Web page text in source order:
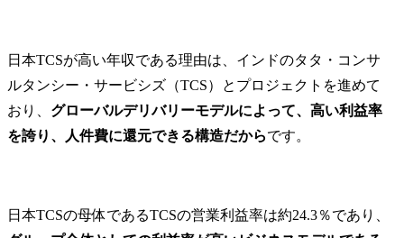
Q3. 日本TCSにコンサル未経験でも転職できますか？
日本TCSが高い年収である理由は、インドのタタ・コンサ
ルタンシー・サービシズ（TCS）とプロジェクトを進めて
おり、 グローバルデリバリーモデルによって、高い利益率
を誇り、人件費に還元できる構造だからです。
日本TCSの母体であるTCSの営業利益率は約24.3％であり、